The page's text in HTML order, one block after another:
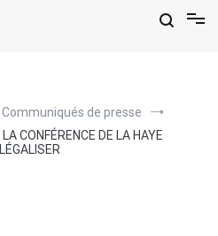
bolitionde la
Communiqués de presse
CONFÉRENCE DE LA HAYE